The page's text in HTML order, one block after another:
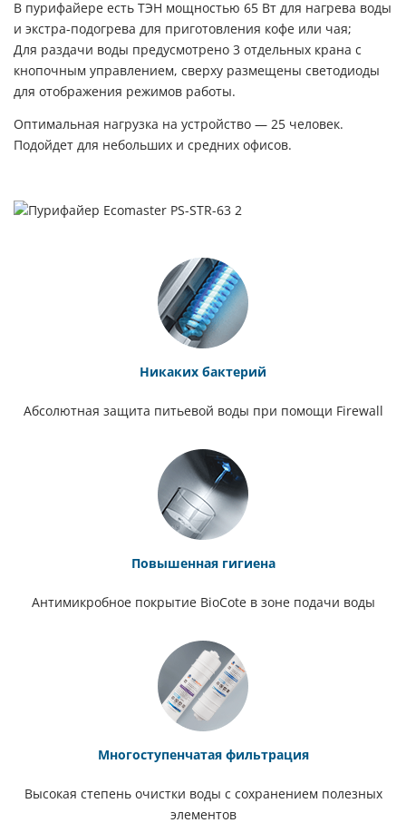
В пурифайере есть ТЭН мощностью 65 Вт для нагрева воды
и экстра-подогрева для приготовления кофе или чая;
Для раздачи воды предусмотрено 3 отдельных крана с
кнопочным управлением, сверху размещены светодиоды
для отображения режимов работы.
Оптимальная нагрузка на устройство — 25 человек.
Подойдет для небольших и средних офисов.
Никаких бактерий
Абсолютная защита питьевой воды при помощи Firewall
Повышенная гигиена
Антимикробное покрытие BioCote в зоне подачи воды
Многоступенчатая фильтрация
Высокая степень очистки воды с сохранением полезных
элементов